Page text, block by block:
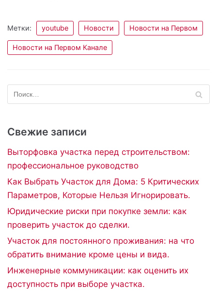
Метки: youtube Новости Новости на Первом
Новости на Первом Канале
Свежие записи
Выторфовка участка перед строительством:
профессиональное руководство
Как Выбрать Участок для Дома: 5 Критических
Параметров, Которые Нельзя Игнорировать.
Юридические риски при покупке земли: как
проверить участок до сделки.
Участок для постоянного проживания: на что
обратить внимание кроме цены и вида.
Инженерные коммуникации: как оценить их
доступность при выборе участка.